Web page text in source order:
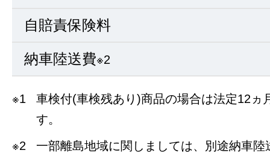
自賠責保険料
納車陸送費※2
※1
車検付(車検残あり)商品の場合は法定12ヵ
す。
※2
一部離島地域に関しましては、別途納車